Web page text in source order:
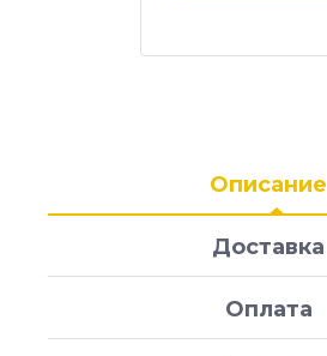
Описание
Доставка
Оплата